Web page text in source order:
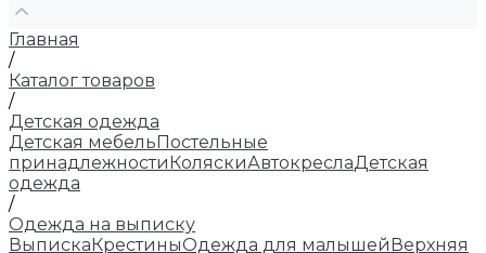
Главная
/
Каталог товаров
/
Детская одежда
Детская мебельПостельные
принадлежностиКоляскиАвтокреслаДетская
одежда
/
Одежда на выписку
ВыпискаКрестиныОдежда для малышейВерхняя